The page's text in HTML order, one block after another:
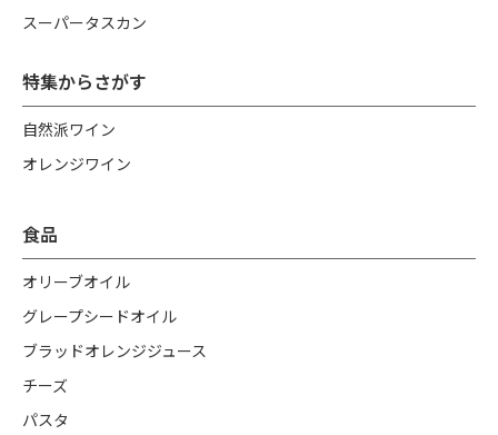
スーパータスカン
特集からさがす
自然派ワイン
オレンジワイン
食品
オリーブオイル
グレープシードオイル
ブラッドオレンジジュース
チーズ
パスタ